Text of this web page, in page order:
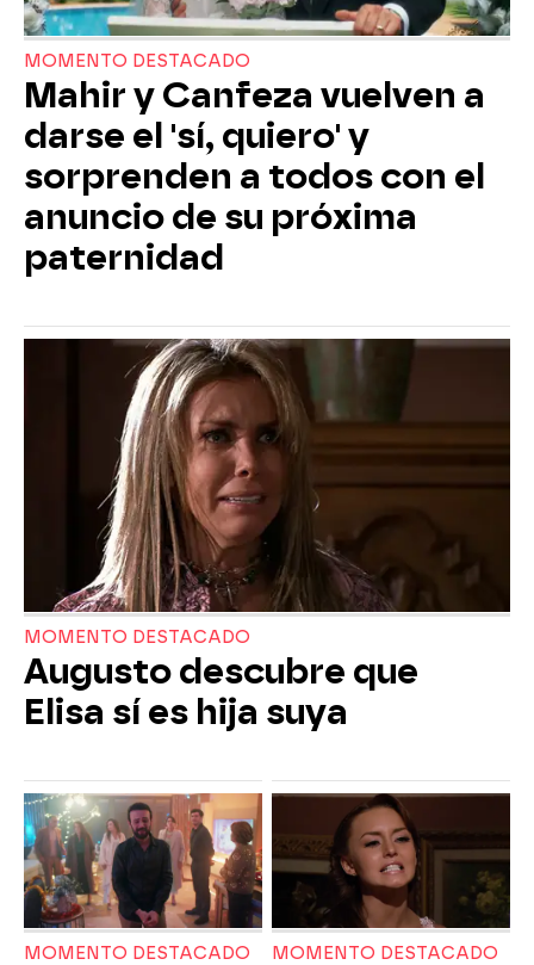
MOMENTO DESTACADO
Mahir y Canfeza vuelven a
darse el 'sí, quiero' y
sorprenden a todos con el
anuncio de su próxima
paternidad
MOMENTO DESTACADO
Augusto descubre que
Elisa sí es hija suya
MOMENTO DESTACADO MOMENTO DESTACADO